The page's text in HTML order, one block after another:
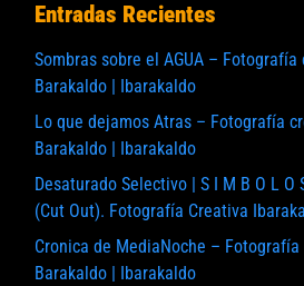
Entradas Recientes
Sombras sobre el AGUA –
Barakaldo | Ibarakaldo
Lo que dejamos Atras – Fotografía
Barakaldo | Ibarakaldo
Desaturado Selectivo | S I M B O L O
(Cut Out). Fotografía Creativa
Cronica de MediaNoche –
Barakaldo | Ibarakaldo